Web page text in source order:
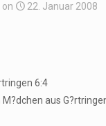
on 22. Januar 2008
6:4
aus